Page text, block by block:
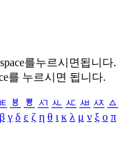
를누르시면됩니다.
를 누르시면 됩니다.
ㅸ ㅹ ㅺ ㅻ ㅼ ㅽ ㅾ ㅿ
β γ δ ε ζ η θ ι κ λ μ ν ξ ο π